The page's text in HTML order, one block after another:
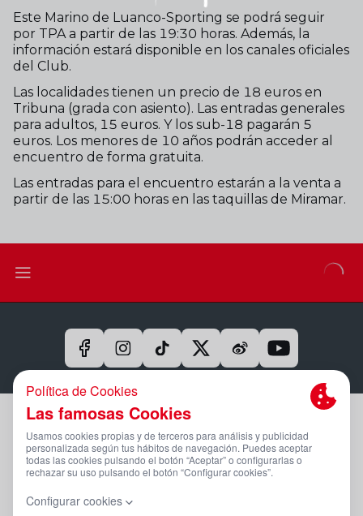
Este Marino de Luanco-Sporting se podrá seguir
por TPA a partir de las 19:30 horas. Además, la
información estará disponible en los canales oficiales
del Club.
Las localidades tienen un precio de 18 euros en
Tribuna (grada con asiento). Las entradas generales
para adultos, 15 euros. Y los sub-18 pagarán 5
euros. Los menores de 10 años podrán acceder al
encuentro de forma gratuita.
Las entradas para el encuentro estarán a la venta a
partir de las 15:00 horas en las taquillas de Miramar.
Aviso Legal Y Condiciones De Uso
Política De Privacidad
Compromiso Con La Protección De Datos Personales